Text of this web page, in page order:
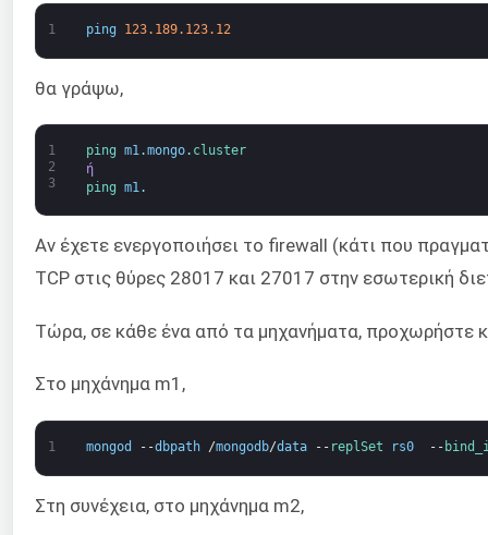
1 ping 123.189.123.12
θα γράψω,
1
2
3
ping m1.mongo. cluster
ή
ping m1.
Αν έχετε ενεργοποιήσει το firewall (κάτι που
TCP στις θύρες 28017 και 27017 στην εσωτερική
Τώρα, σε κάθε ένα από τα μηχανήματα, προχωρήστε
Στο μηχάνημα m1,
1 mongod --dbpath /mongodb/data -- replSet rs0 --
Στη συνέχεια, στο μηχάνημα m2,